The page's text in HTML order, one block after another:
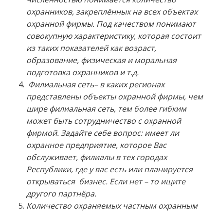
охранников, закреплённых на всех объектах
охранной фирмы. Под качеством понимают
совокупную характеристику, которая состоит
из таких показателей как возраст,
образование, физическая и моральная
подготовка охранников и т.д.
Филиальная сеть– в каких регионах
представлены объекты охранной фирмы, чем
шире филиальная сеть, тем более гибким
может быть сотрудничество с охранной
фирмой. Задайте себе вопрос: имеет ли
охранное предприятие, которое Вас
обслуживает, филиалы в тех городах
Республики, где у вас есть или планируется
открываться бизнес. Если нет – то ищите
другого партнёра.
Количество охраняемых частным охранным